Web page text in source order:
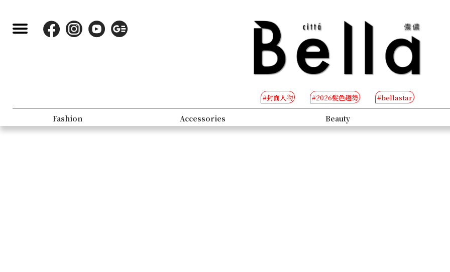
#封面人物 #2026髮色趨勢 #bellastar
Fashion Accessories Beauty